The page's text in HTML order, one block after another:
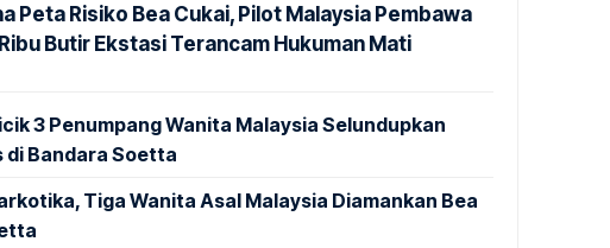
Peta Risiko Bea Cukai, Pilot Malaysia Pembawa
Butir Ekstasi Terancam Hukuman Mati
3 Penumpang Wanita Malaysia Selundupkan
di Bandara Soetta
Tiga Wanita Asal Malaysia Diamankan Bea